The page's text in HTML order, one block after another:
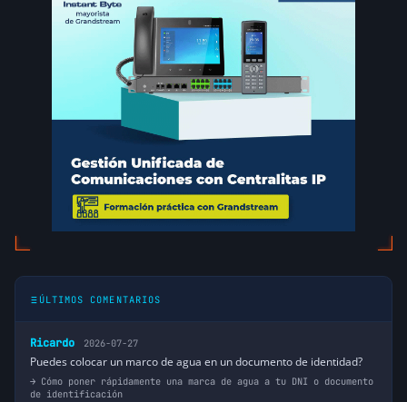
ÚLTIMOS COMENTARIOS
Ricardo 2026-07-27
Puedes colocar un marco de agua en un documento de identidad?
Cómo poner rápidamente una marca de agua a tu DNI o documento
de identificación